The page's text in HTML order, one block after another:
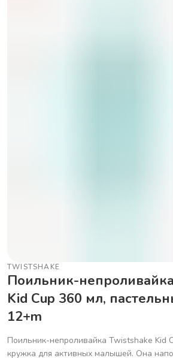
TWISTSHAKE
Поильник-
Kid Cup 360 мл,
12+m
Поильник-непроливайка Twistshake Kid
кружка для активных малышей. Она